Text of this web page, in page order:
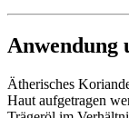
Anwendung
Ätherisches
Haut aufgetragen